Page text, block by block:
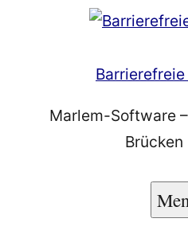
Marlem-Software
Brücken